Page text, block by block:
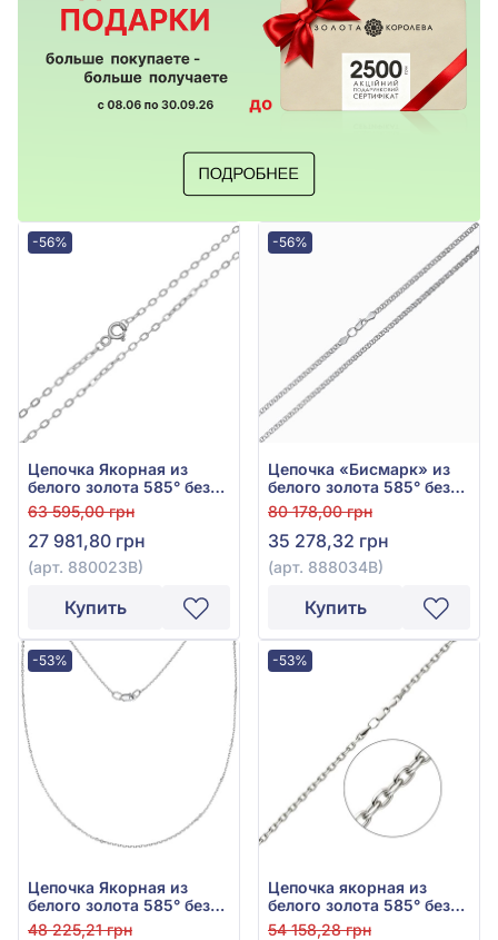
-56%
Цепочка Якорная из
белого золота 585° без
вставки, арт. 880023В
63 595,00 грн
27 981,80 грн
(арт. 880023В)
Купить
-56%
Цепочка «Бисмарк» из
белого золота 585° без
вставки, арт. 888034В
80 178,00 грн
35 278,32 грн
(арт. 888034В)
Купить
-53%
Цепочка Якорная из
белого золота 585° без
вставки, арт. ц306203б
48 225,21 грн
-53%
Цепочка якорная из
белого золота 585° без
вставки, арт. ц306204б
54 158,28 грн